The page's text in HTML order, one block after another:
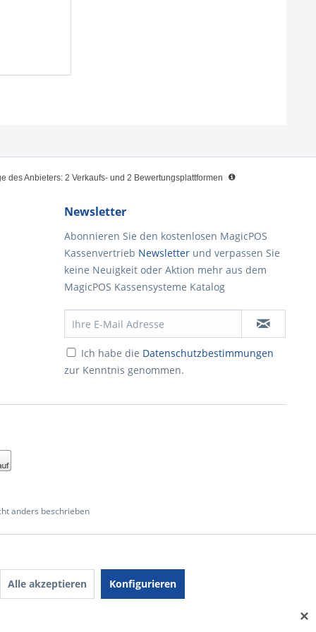
✕
des Anbieters: 2 Verkaufs- und 2 Bewertungsplattformen
Newsletter
Abonnieren Sie den kostenlosen MagicPOS
Kassenvertrieb Newsletter und verpassen Sie
keine Neuigkeit oder Aktion mehr aus dem
MagicPOS Kassensysteme Katalog
Ich habe die Datenschutzbestimmungen
zur Kenntnis genommen.
anders beschrieben
Alle akzeptieren Konfigurieren